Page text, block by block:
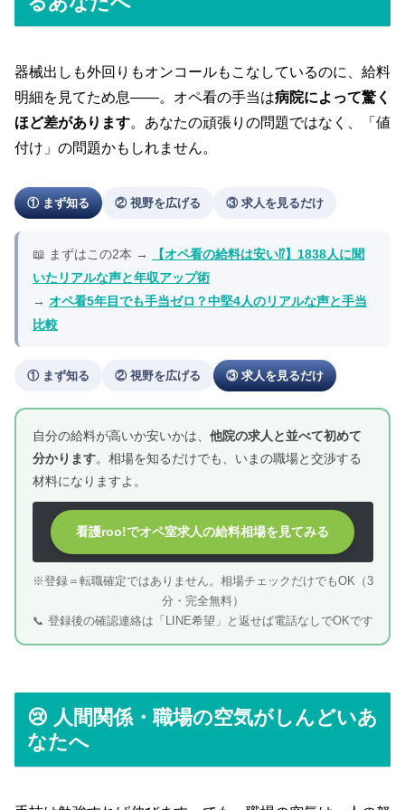
器械出しも外回りもオンコールもこなしているのに、給料
明細を見てため息——。オペ看の手当は病院によって驚く
ほど差があります。あなたの頑張りの問題ではなく、「値
付け」の問題かもしれません。
① まず知る ② 視野を広げる ③ 求人を見るだけ
📖 まずはこの2本 →
【オペ看の給料は安い⁉︎】1838人に聞
いたリアルな声と年収アップ術
→ オペ看5年目でも手当ゼロ？中堅4人のリアルな声と手当
比較
① まず知る ② 視野を広げる ③ 求人を見るだけ
自分の給料が高いか安いかは、 他院の求人と並べて初めて
分かります。相場を知るだけでも、いまの職場と交渉する
材料になりますよ。
看護roo!でオペ室求人の給料相場を見てみる
※登録＝転職確定ではありません。相場チェックだけでもOK（3
分・完全無料）
📞 登録後の確認連絡は「LINE希望」と返せば電話なしでOKです
😢 人間関係・職場の空気がしんどいあ
なたへ